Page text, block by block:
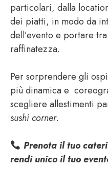
particolari, dalla
dei piatti, in modo da
dell’evento e portare
raffinatezza.
Per sorprendere gli
più dinamica e
scegliere allestimenti
sushi corner.
Prenota il tuo
rendi unico il tuo